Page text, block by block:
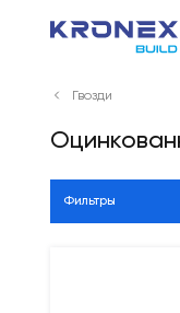
Гвозди
Фильтры